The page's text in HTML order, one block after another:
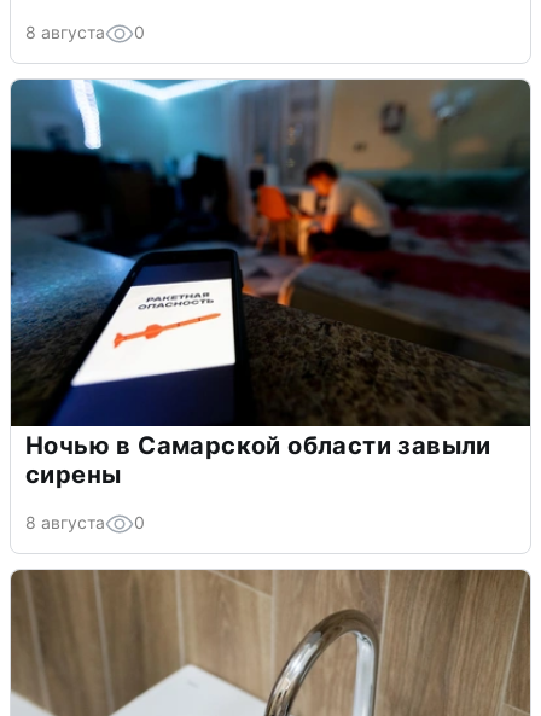
8 августа 0
Ночью в Самарской области завыли
сирены
8 августа 0